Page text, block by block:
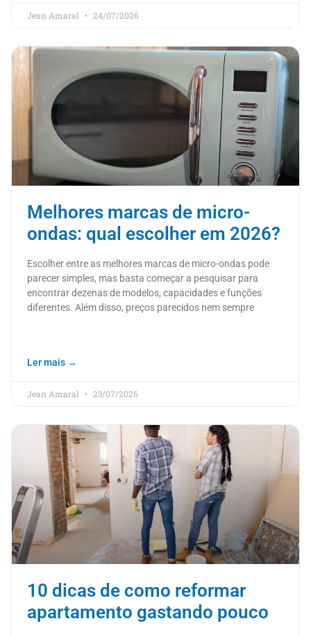
Jean Amaral 24/07/2026
Melhores marcas de micro-
ondas: qual escolher em 2026?
Escolher entre as melhores marcas de micro-ondas pode
parecer simples, mas basta começar a pesquisar para
encontrar dezenas de modelos, capacidades e funções
diferentes. Além disso, preços parecidos nem sempre
Ler mais →
Jean Amaral 23/07/2026
10 dicas de como reformar
apartamento gastando pouco